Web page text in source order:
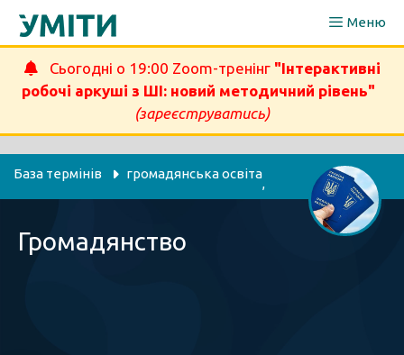
Перейти
Меню
Сьогодні о 19:00 Zoom-тренінг "Інтерактивні
робочі аркуші з ШІ: новий методичний рівень"
(зареєструватись)
База термінів громадянська освіта
,
правознавство
Громадянство